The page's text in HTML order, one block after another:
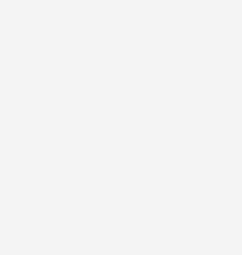
4,7
Emission: 106 g/km;
Comfort
4,9
Emission: 110 g/km;